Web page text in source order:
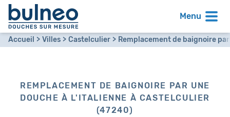
Menu
Accueil Villes Castelculier Remplacement de baignoire
REMPLACEMENT DE BAIGNOIRE PAR UNE
DOUCHE À L'ITALIENNE À CASTELCULIER
(47240)